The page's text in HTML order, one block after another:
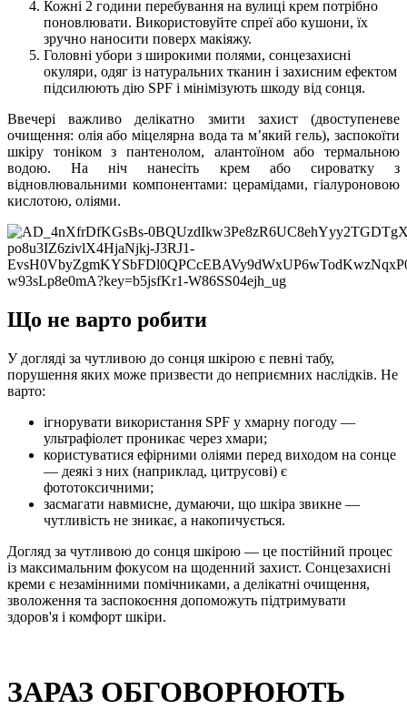
Кожні 2 години перебування на вулиці крем потрібно
поновлювати. Використовуйте спреї або кушони, їх
зручно наносити поверх макіяжу.
Головні убори з широкими полями, сонцезахисні
окуляри, одяг із натуральних тканин і захисним ефектом
підсилюють дію SPF і мінімізують шкоду від сонця.
Ввечері важливо делікатно змити захист (двоступеневе
очищення: олія або міцелярна вода та м’який гель), заспокоїти
шкіру тоніком з пантенолом, алантоїном або термальною
водою. На ніч нанесіть крем або сироватку з
відновлювальними компонентами: церамідами, гіалуроновою
кислотою, оліями.
Що не варто робити
У догляді за чутливою до сонця шкірою є певні табу,
порушення яких може призвести до неприємних наслідків. Не
варто:
ігнорувати використання SPF у хмарну погоду —
ультрафіолет проникає через хмари;
користуватися ефірними оліями перед виходом на сонце
— деякі з них (наприклад, цитрусові) є
фототоксичними;
засмагати навмисне, думаючи, що шкіра звикне —
чутливість не зникає, а накопичується.
Догляд за чутливою до сонця шкірою — це постійний процес
із максимальним фокусом на щоденний захист. Сонцезахисні
креми є незамінними помічниками, а делікатні очищення,
зволоження та заспокоєння допоможуть підтримувати
здоров'я і комфорт шкіри.
ЗАРАЗ ОБГОВОРЮЮТЬ